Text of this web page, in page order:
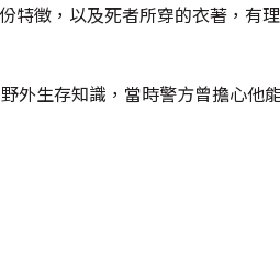
特徵，以及死者所穿的衣著，有
外生存知識，當時警方曾擔心他